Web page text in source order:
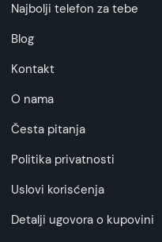
Najbolji telefon za tebe
Blog
Kontakt
O nama
Česta pitanja
Politika privatnosti
Uslovi korisćenja
Detalji ugovora o kupovini